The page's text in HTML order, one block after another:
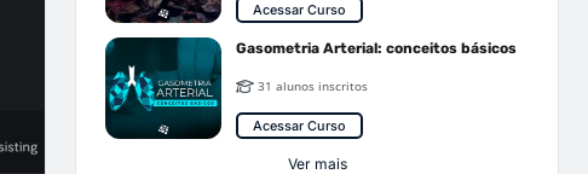
Acessar Curso
Gasometria Arterial: conceitos básicos
31 alunos inscritos
Acessar Curso
Ver mais